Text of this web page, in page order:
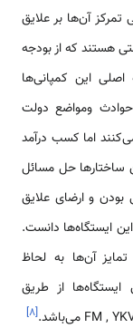
آن‌ها بر علایق
هستند که از بودجه
این کمپانی‌ها
ومواضع دولت
اما کسب درآمد
حل مسائل
و ارضای علایق
ایستگاه‌ها دانست.
آن‌ها به لحاظ
از طریق
[۸]